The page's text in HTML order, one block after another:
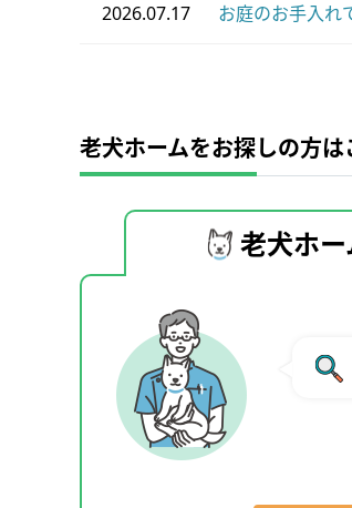
2026.07.17 お庭のお手入れ
老犬ホームをお探しの方は
老犬ホ